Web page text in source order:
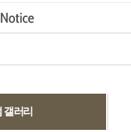
갤러리